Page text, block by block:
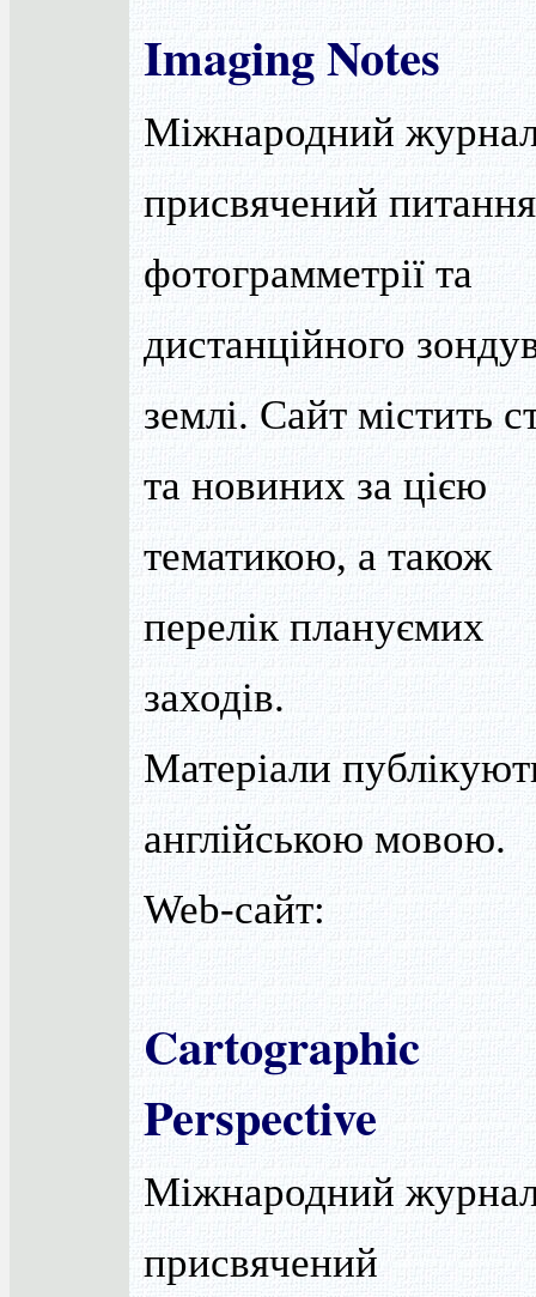
Imaging Notes
Міжнародний
присвячений
фотограмметрії та
дистанційного
землі. Сайт містить
та новиних за цією
тематикою, а також
перелік плануємих
заходів.
Матеріали
англійською мовою.
Web-сайт:
Cartographic
Perspective
Міжнародний
присвячений